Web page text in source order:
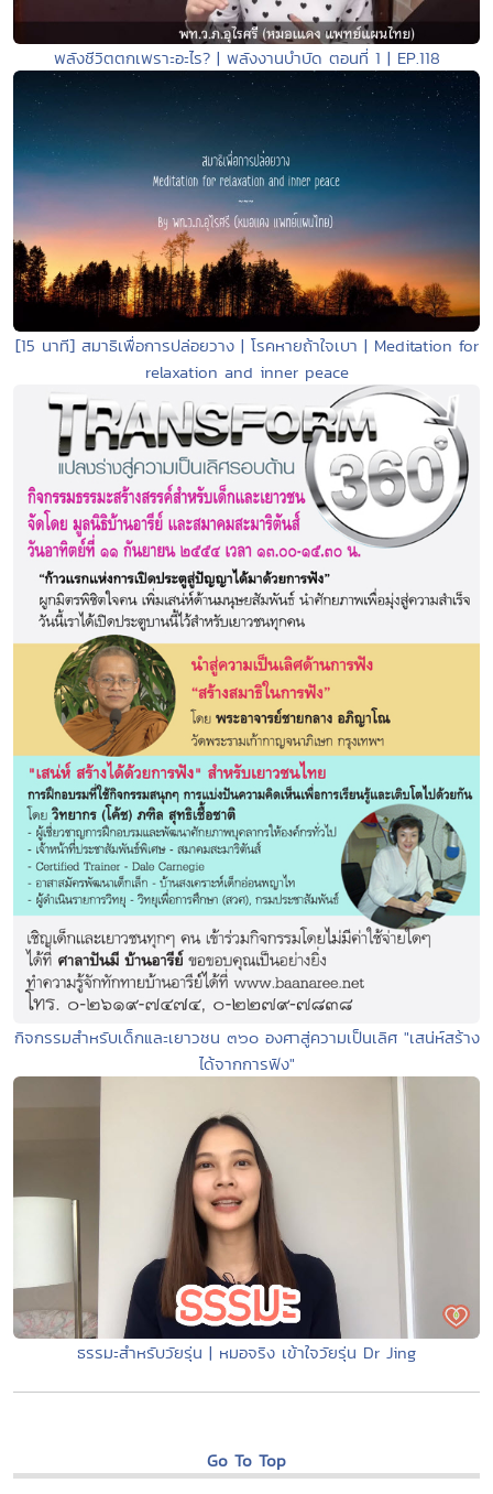
พลังชีวิตตกเพราะอะไร? | พลังงานบำบัด ตอนที่ 1 | EP.118
[15 นาที] สมาธิเพื่อการปล่อยวาง | โรคหายถ้าใจเบา | Meditation for
relaxation and inner peace
กิจกรรมสำหรับเด็กและเยาวชน ๓๖๐ องศาสู่ความเป็นเลิศ "เสน่ห์สร้าง
ได้จากการฟัง"
ธรรมะสำหรับวัยรุ่น | หมอจริง เข้าใจวัยรุ่น Dr Jing
Go To Top